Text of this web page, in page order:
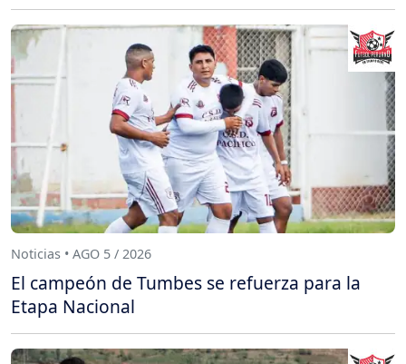
Noticias • AGO 5 / 2026
El campeón de Tumbes se refuerza para la
Etapa Nacional